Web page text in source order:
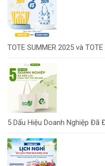
TOTE SUMMER 2025 và
5 Dấu Hiệu Doanh Nghiệp Đã